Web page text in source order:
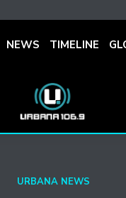
NEWS TIMELINE
URBANA NEWS